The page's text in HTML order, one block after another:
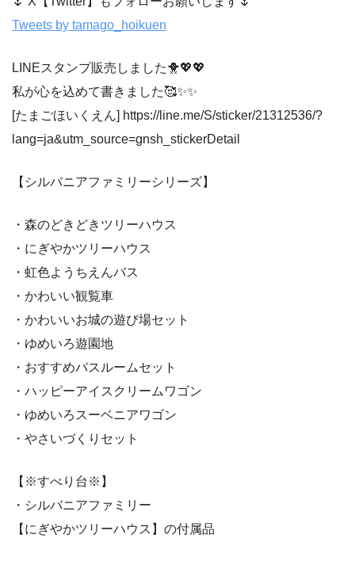
Tweets by tamago_hoikuen
LINEスタンプ販売しました🐥💖💖
私が心を込めて書きました🥰✨✨
[たまごほいくえん] https://line.me/S/sticker/21312536/?
lang=ja&utm_source=gnsh_stickerDetail
【シルバニアファミリーシリーズ】
・森のどきどきツリーハウス
・にぎやかツリーハウス
・虹色ようちえんバス
・かわいい観覧車
・かわいいお城の遊び場セット
・ゆめいろ遊園地
・おすすめバスルームセット
・ハッピーアイスクリームワゴン
・ゆめいろスーベニアワゴン
・やさいづくりセット
【※すべり台※】
・シルバニアファミリー
【にぎやかツリーハウス】の付属品